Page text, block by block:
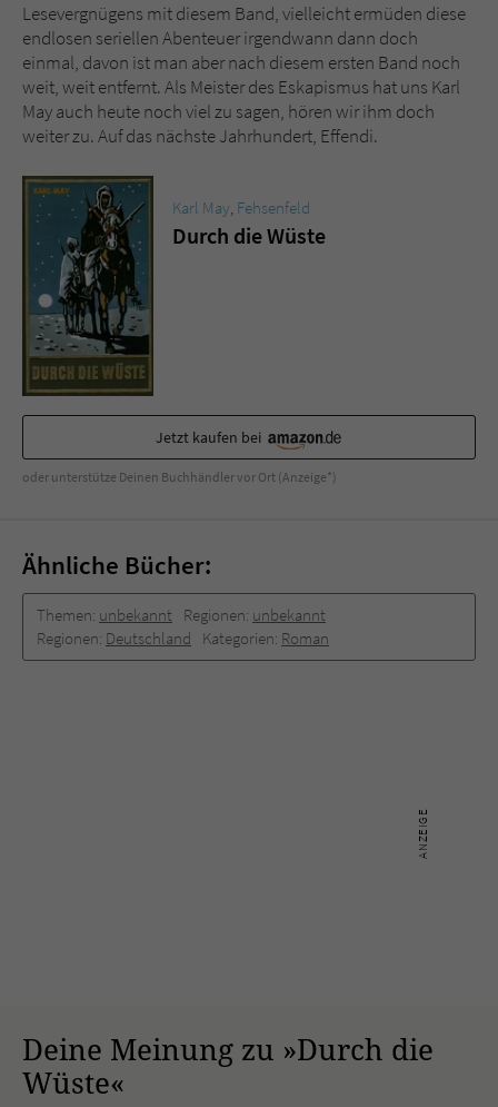
Lesevergnügens mit diesem Band, vielleicht ermüden diese
endlosen seriellen Abenteuer irgendwann dann doch
einmal, davon ist man aber nach diesem ersten Band noch
weit, weit entfernt. Als Meister des Eskapismus hat uns Karl
May auch heute noch viel zu sagen, hören wir ihm doch
weiter zu. Auf das nächste Jahrhundert, Effendi.
Karl May, Fehsenfeld
Durch die Wüste
Jetzt kaufen bei
oder unterstütze Deinen Buchhändler vor Ort (Anzeige*)
Ähnliche Bücher:
Themen: unbekannt Regionen: unbekannt
Regionen: Deutschland Kategorien: Roman
Deine Meinung zu »Durch die
Wüste«